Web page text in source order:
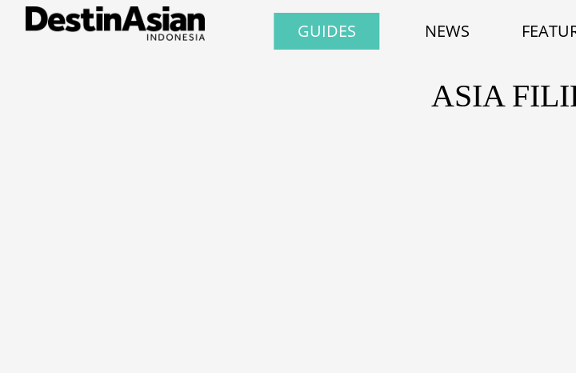
GUIDES NEWS
ASIA